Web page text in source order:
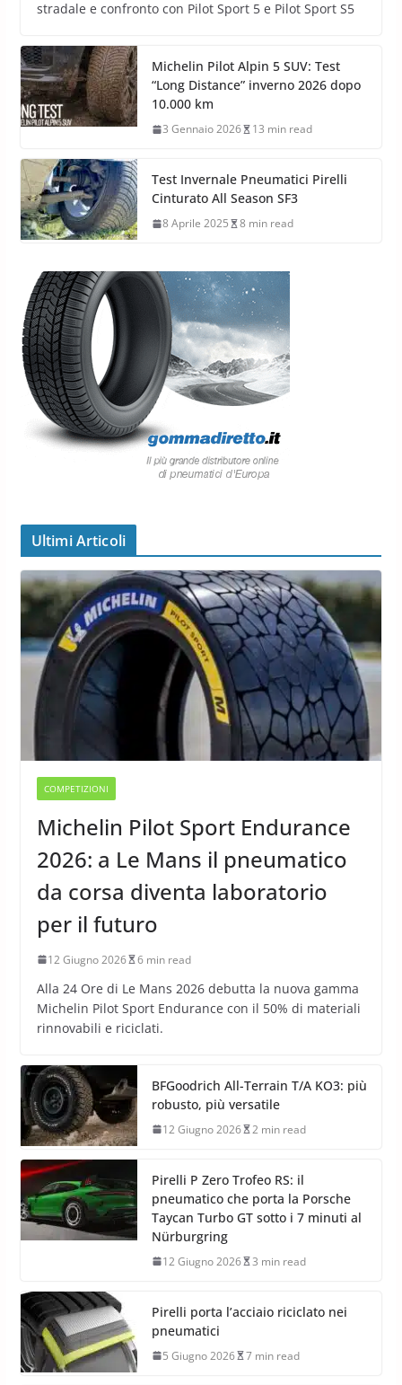
stradale e confronto con Pilot Sport 5 e Pilot Sport S5
Michelin Pilot Alpin 5 SUV: Test
“Long Distance” inverno 2026 dopo
10.000 km
3 Gennaio 2026 13 min read
Test Invernale Pneumatici Pirelli
Cinturato All Season SF3
8 Aprile 2025 8 min read
Ultimi Articoli
COMPETIZIONI
Michelin Pilot Sport Endurance
2026: a Le Mans il pneumatico
da corsa diventa laboratorio
per il futuro
12 Giugno 2026 6 min read
Alla 24 Ore di Le Mans 2026 debutta la nuova gamma
Michelin Pilot Sport Endurance con il 50% di materiali
rinnovabili e riciclati.
BFGoodrich All-Terrain T/A KO3: più
robusto, più versatile
12 Giugno 2026 2 min read
Pirelli P Zero Trofeo RS: il
pneumatico che porta la Porsche
Taycan Turbo GT sotto i 7 minuti al
Nürburgring
12 Giugno 2026 3 min read
Pirelli porta l’acciaio riciclato nei
pneumatici
5 Giugno 2026 7 min read